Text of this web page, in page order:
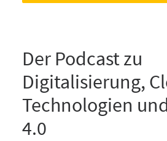
Der Podcast zu
Digitalisierung,
Technologien
4.0